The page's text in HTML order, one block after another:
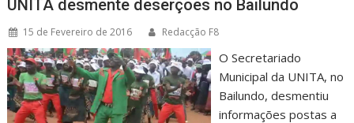
UNITA desmente deserções no Bailundo
15 de Fevereiro de 2016 Redacção F8
O Secretariado
Municipal da UNITA, no
Bailundo, desmentiu
informações postas a